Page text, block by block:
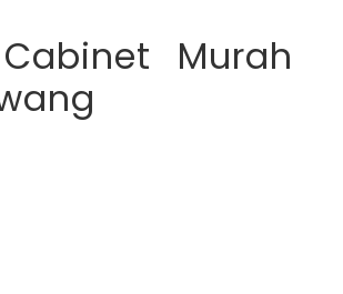
Murah